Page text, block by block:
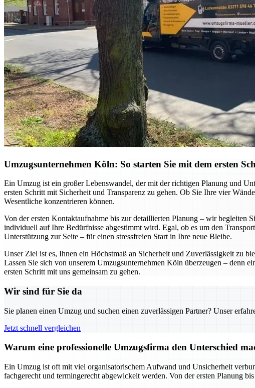
Umzugsunternehmen Köln: So starten Sie mit dem ersten
Ein Umzug ist ein großer Lebenswandel, der mit der richtigen Planung und
ersten Schritt mit Sicherheit und Transparenz zu gehen. Ob Sie Ihre vier
Wesentliche konzentrieren können.
Von der ersten Kontaktaufnahme bis zur detaillierten Planung – wir begleiten
individuell auf Ihre Bedürfnisse abgestimmt wird. Egal, ob es um den
Unterstützung zur Seite – für einen stressfreien Start in Ihre neue Bleibe.
Unser Ziel ist es, Ihnen ein Höchstmaß an Sicherheit und Zuverlässigkeit zu
Lassen Sie sich von unserem Umzugsunternehmen Köln überzeugen – denn
ersten Schritt mit uns gemeinsam zu gehen.
Wir sind für Sie da
Sie planen einen Umzug und suchen einen zuverlässigen Partner? Unser
Jetzt schnell vergleichen
Warum eine professionelle Umzugsfirma den Unterschied
Ein Umzug ist oft mit viel organisatorischem Aufwand und Unsicherheit
fachgerecht und termingerecht abgewickelt werden. Von der ersten Planung